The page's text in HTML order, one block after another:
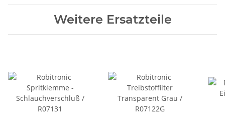
Weitere Ersatzteile